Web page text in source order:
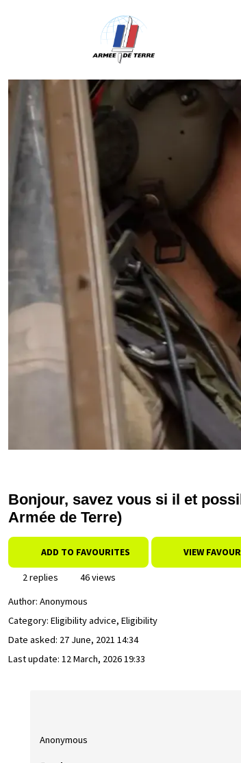
Bonjour, savez vous si il et
Armée de Terre)
ADD TO FAVOURITES VIEW
2 replies
46 views
Author: Anonymous
Category: Eligibility advice, Eligibility
Date asked: 27 June, 2021 14:34
Last update: 12 March, 2026 19:33
Anonymous